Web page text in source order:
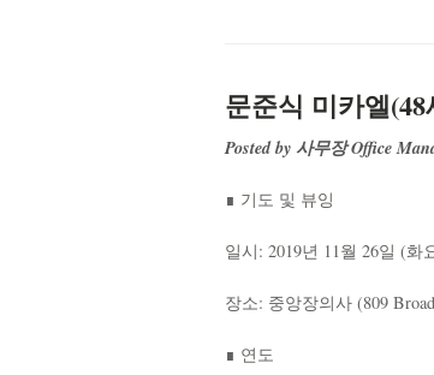
문준식 미카엘
Posted by 사무장 Office
∎ 기도 및 뷰잉
일시: 2019년 11월 26일 (화
장소: 중앙장의사 (809
∎ 연도